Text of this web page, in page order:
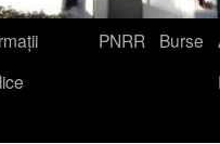
PNRR Burse